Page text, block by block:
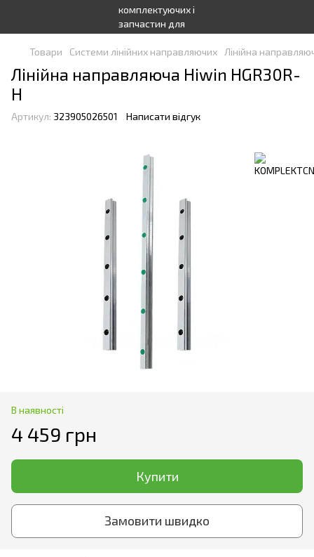
Товари Системи лінійних направляючих Лінійна
Лінійна направляюча Hiwin HGR30R-
H
Артикул: 323905026501 Написати відгук
В наявності
4 459 грн
Купити
Замовити швидко